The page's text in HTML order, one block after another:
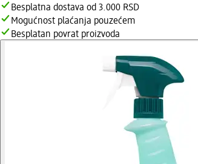
Besplatna dostava od 3.000 RSD
Mogućnost plaćanja pouzećem
Besplatan povrat proizvoda